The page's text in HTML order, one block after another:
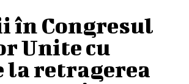
în Congresul
Unite cu
retragerea